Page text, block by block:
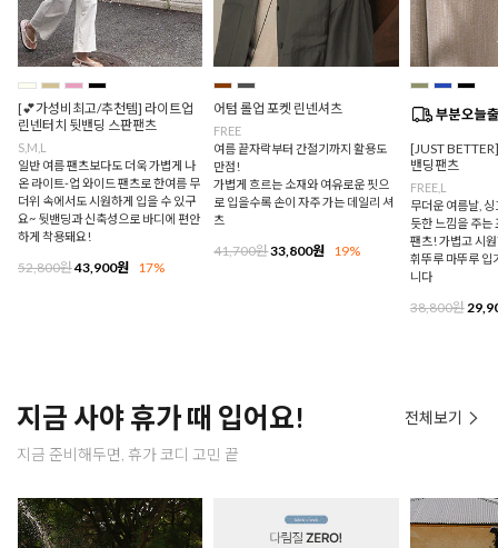
[💕가성비최고/추천템] 라이트업
린넨터치 뒷밴딩 스판팬츠
S,M,L
일반 여름 팬츠보다도 더욱 가볍게 나
온 라이트-업 와이드 팬츠로 한여름 무
더위 속에서도 시원하게 입을 수 있구
요~ 뒷밴딩과 신축성으로 바디에 편안
하게 착용돼요!
52,800원43,900원 17%
어텀 롤업 포켓 린넨셔츠
FREE
여름 끝자락부터 간절기까지 활용도
만점!
가볍게 흐르는 소재와 여유로운 핏으
로 입을수록 손이 자주 가는 데일리 셔
츠
41,700원33,800원 19%
[JUST
밴딩팬츠
FREE,L
무더운 여름날,
듯한 느낌을 주는
팬츠! 가볍고 시
휘뚜루 마뚜루 입
니다
38,800원
지금 사야 휴가 때 입어요!
지금 준비해두면, 휴가 코디 고민 끝
전체보기